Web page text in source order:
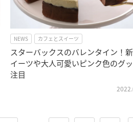
NEWS カフェとスイーツ
スターバックスのバレンタイン！
イーツや大人可愛いピンク色のグ
注目